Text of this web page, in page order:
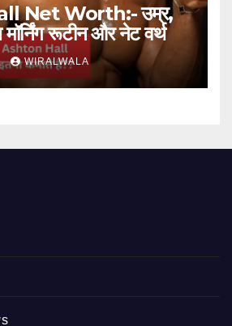
Net Worth:- उम्र,
रूटीन और नेट वर्थ
WIRALWALA